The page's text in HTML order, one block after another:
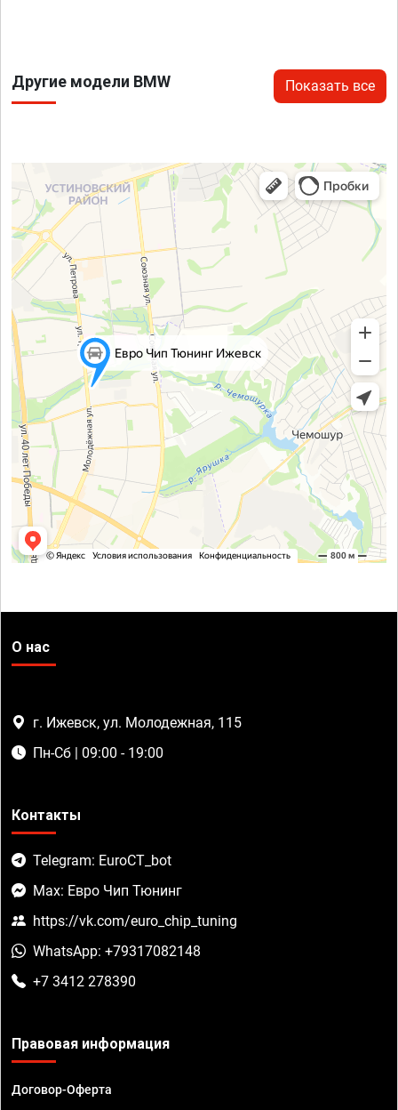
Другие модели BMW Показать все
О нас
г. Ижевск, ул. Молодежная, 115
Пн-Сб | 09:00 - 19:00
Контакты
Telegram: EuroCT_bot
Max: Евро Чип Тюнинг
https://vk.com/euro_chip_tuning
WhatsApp: +79317082148
+7 3412 278390
Правовая информация
Договор-Оферта